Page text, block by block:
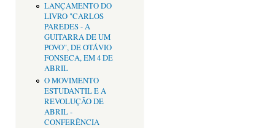
LANÇAMENTO DO
LIVRO "CARLOS
PAREDES - A
GUITARRA DE UM
POVO", DE OTÁVIO
FONSECA, EM 4 DE
ABRIL
O MOVIMENTO
ESTUDANTIL E A
REVOLUÇÃO DE
ABRIL -
CONFERÊNCIA